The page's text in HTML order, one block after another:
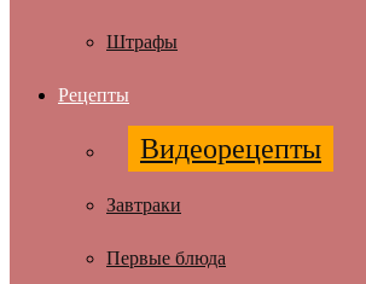
Штрафы
Рецепты
Видеорецепты
Завтраки
Первые блюда